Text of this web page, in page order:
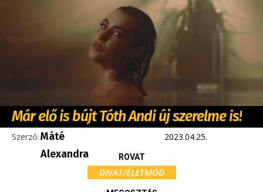
Már elő is bújt Tóth Andi új szerelme is!
Szerző: Máté
Alexandra
2023.04.25.
ROVAT
DIVAT/ÉLETMÓD